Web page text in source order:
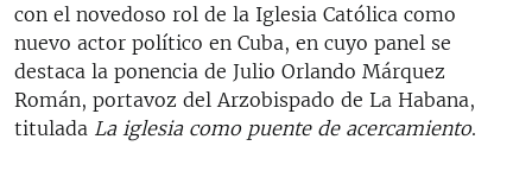
con el novedoso rol de la Iglesia Católica como
nuevo actor político en Cuba, en cuyo panel se
destaca la ponencia de Julio Orlando Márquez
Román, portavoz del Arzobispado de La Habana,
titulada La iglesia como puente de acercamiento.